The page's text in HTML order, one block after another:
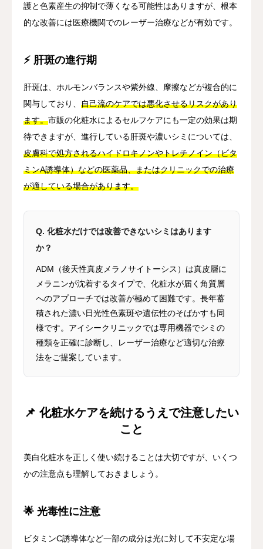
護と色素産生の抑制で薄くなる可能性はありますが、根本
的な改善には医療機関でのレーザー治療などが有効です。
⚡ 肝斑の進行期
肝斑は、ホルモンバランスや紫外線、摩擦などが複合的に
関与しており、 自己流のケアでは悪化させるリスクがあり
ます。市販の化粧水によるセルフケアにも一定の効果は期
待できますが、進行している肝斑や濃いシミについては、
皮膚科で処方されるハイドロキノンやトレチノイン（ビタ
ミンA誘導体）などの医薬品、またはクリニックでの治療
が適している場合があります。
Q. 化粧水だけでは改善できないシミはあります
か？
ADM（後天性真皮メラノサイトーシス）は真皮層に
メラニンが沈着するタイプで、化粧水が届く角質層
へのアプローチでは改善が極めて困難です。長年蓄
積された濃い日光性色素斑や遺伝性のそばかすも同
様です。アイシークリニックでは専用機器でシミの
種類を正確に診断し、レーザー治療など適切な治療
法をご提案しています。
📌 化粧水ケアを続けるうえで注意したい
こと
美白化粧水を正しく使い続けることは大切ですが、いくつ
かの注意点も理解しておきましょう。
🌟 光毒性に注意
ビタミンC誘導体など一部の成分は光に対して不安定な場